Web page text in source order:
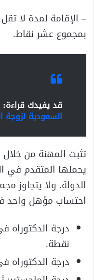
– الإقامة لمدة لا
بمجموع عشر نقاط.
قد يفيدك قراءة:
السعودية
تثبت المهنة من خلال
يحملها المتقدم في
احتساب مؤهل واحد
نقطة.
درجة الدكتوراه